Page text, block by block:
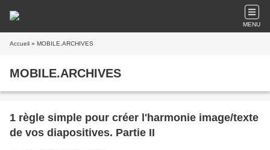
MENU
Accueil » MOBILE.ARCHIVES
MOBILE.ARCHIVES
1 règle simple pour créer l'harmonie image/texte
de vos diapositives. Partie II